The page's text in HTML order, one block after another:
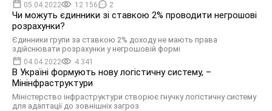
05.04.2022 12 156 2
Чи можуть єдинники зі ставкою 2% проводити негрошові
розрахунки?
Єдинники групи за ставкою 2% доходу не мають права
здійснювати розрахунки у негрошовій формі
04.04.2022 4 341
В Україні формують нову логістичну систему, –
Мінінфраструктури
Міністерство інфраструктури створює гнучку логістичну систему
для адаптації до зовнішніх загроз